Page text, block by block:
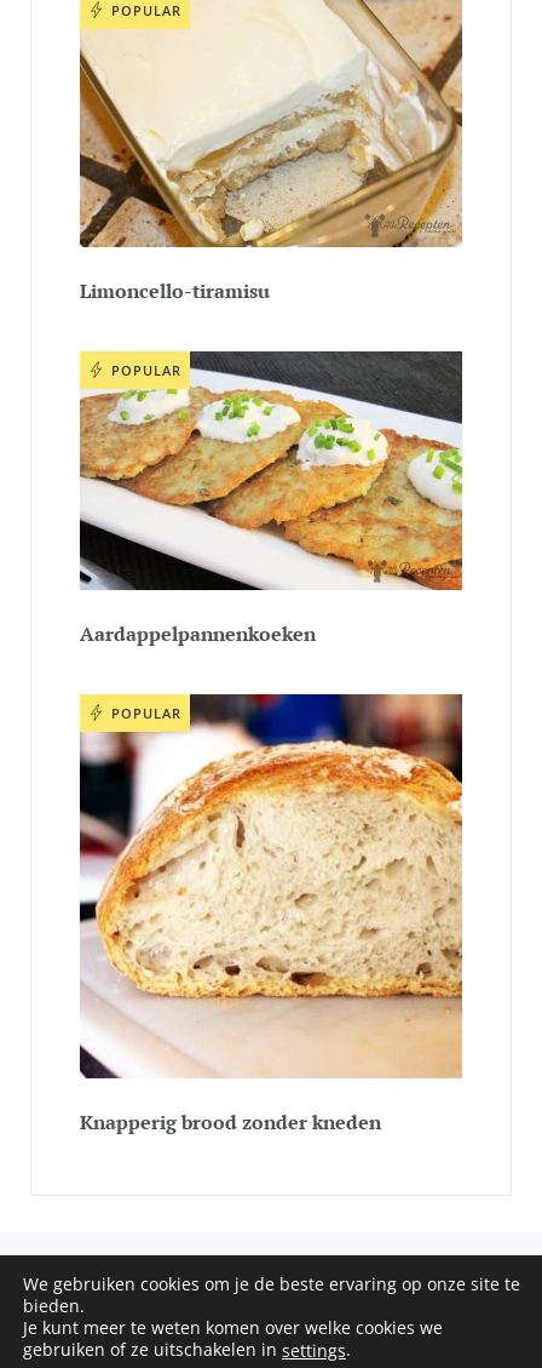
POPULAR
Limoncello-tiramisu
POPULAR
Aardappelpannenkoeken
POPULAR
Knapperig brood zonder kneden
COPYRIGHT © 2020 - 2026 SOS RECEPTEN. ALL RIGHTS
RESERVED
We gebruiken cookies om je de beste ervaring op onze site te
bieden.
Je kunt meer te weten komen over welke cookies we
gebruiken of ze uitschakelen in settings.